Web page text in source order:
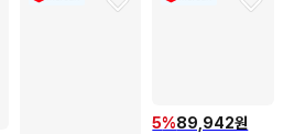
5%89,942원